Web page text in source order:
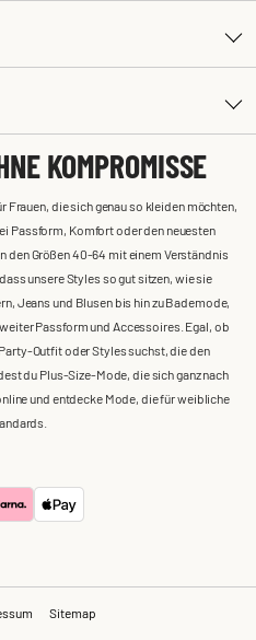
KOMPROMISSE
die sich genau so kleiden möchten,
Passform, Komfort oder den neuesten
den Größen 40-64 mit einem Verständnis
unsere Styles so gut sitzen, wie sie
Jeans und Blusen bis hin zu Bademode,
Passform und Accessoires. Egal, ob
Outfit oder Styles suchst, die den
du Plus-Size-Mode, die sich ganz nach
und entdecke Mode, die für weibliche
Sitemap